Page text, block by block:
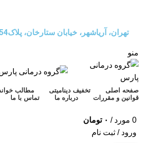
تهران، آریاشهر، خیابان ستارخان، پلاک1154
منو
صفحه اصلی تخفیف دینامیتی
مطالب
قوانین و مقررات
درباره ما تماس با ما
0 مورد / ۰ تومان
ورود / ثبت نام